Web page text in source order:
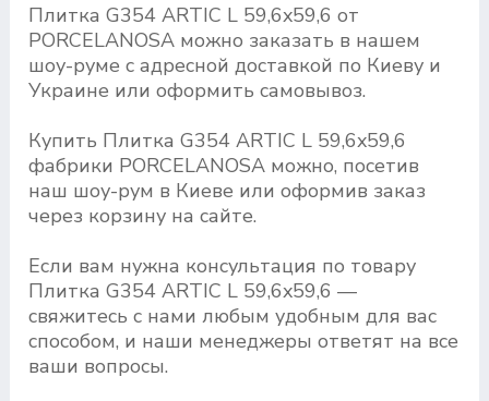
Плитка G354 ARTIC L 59,6x59,6 от
PORCELANOSA можно заказать в нашем
шоу-руме с адресной доставкой по Киеву и
Украине или оформить самовывоз.
Купить Плитка G354 ARTIC L 59,6x59,6
фабрики PORCELANOSA можно, посетив
наш шоу-рум в Киеве или оформив заказ
через корзину на сайте.
Если вам нужна консультация по товару
Плитка G354 ARTIC L 59,6x59,6 —
свяжитесь с нами любым удобным для вас
способом, и наши менеджеры ответят на все
ваши вопросы.